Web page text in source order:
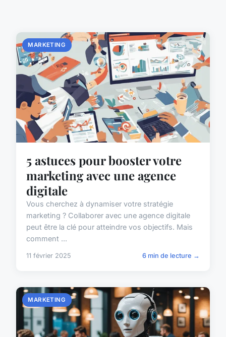
MARKETING
5 astuces pour booster votre
marketing avec une agence
digitale
Vous cherchez à dynamiser votre stratégie
marketing ? Collaborer avec une agence digitale
peut être la clé pour atteindre vos objectifs. Mais
comment ...
11 février 2025 6 min de lecture →
MARKETING